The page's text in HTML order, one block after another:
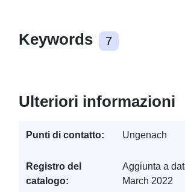
Keywords 7
Ulteriori informazioni
Punti di contatto: Ungenach
Registro del
catalogo:
Aggiunta a
March 2022